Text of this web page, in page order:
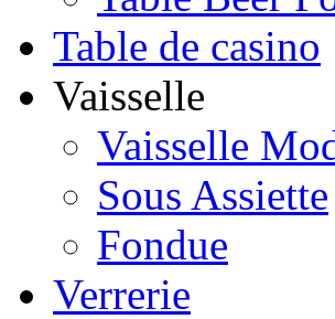
Table de casino
Vaisselle
Vaisselle
Sous Assiette
Fondue
Verrerie